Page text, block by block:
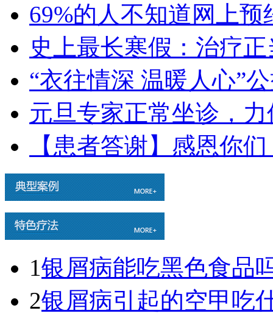
69%的人不知道网上
史上最长寒假：治疗
“衣往情深 温暖人心”
元旦专家正常坐诊，力
【患者答谢】感恩你
1银屑病能吃黑色食品
2银屑病引起的空甲吃